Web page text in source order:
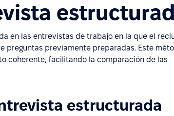
en las entrevistas de trabajo en la que el
preguntas previamente preparadas. Este
coherente, facilitando la comparación de las
estructurada